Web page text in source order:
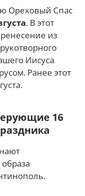
Ореховый Спас
. В этот
из
Иисуса
Ранее этот
16